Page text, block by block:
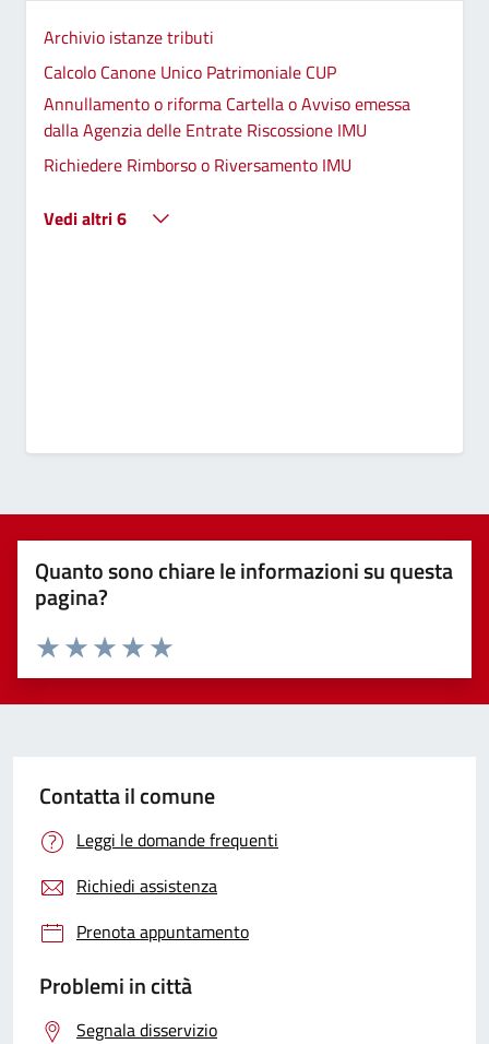
Archivio istanze tributi
Calcolo Canone Unico Patrimoniale CUP
Annullamento o riforma Cartella o Avviso emessa
dalla Agenzia delle Entrate Riscossione IMU
Richiedere Rimborso o Riversamento IMU
Vedi altri 6
Quanto sono chiare le informazioni su questa
pagina?
Valuta 5 stelle su 5
Valuta 4 stelle su 5
Valuta 3 stelle su 5
Valuta 2 stelle su 5
Valuta 1 stelle su 5
Contatta il comune
Leggi le domande frequenti
Richiedi assistenza
Prenota appuntamento
Problemi in città
Segnala disservizio